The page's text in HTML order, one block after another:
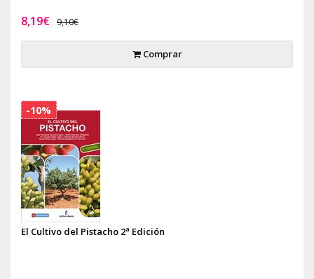
8,19€ 9,10€
Comprar
El Cultivo del Pistacho 2ª Edición
-10%